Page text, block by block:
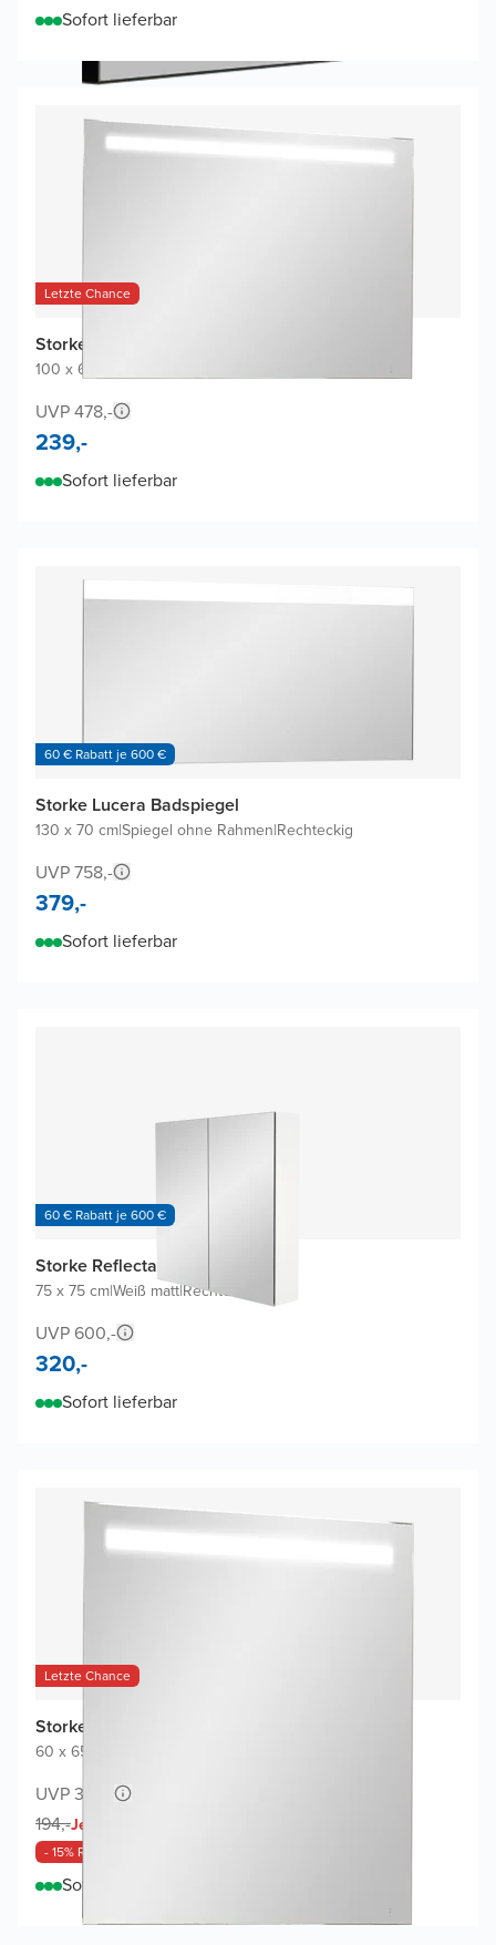
Sofort lieferbar
Letzte Chance
Storke Lucio Badspiegel
100 x 65 cm
UVP 478,-
239,-
Sofort lieferbar
60 € Rabatt je 600 €
Storke Lucera Badspiegel
130 x 70 cm|Spiegel ohne Rahmen|Rechteckig
UVP 758,-
379,-
Sofort lieferbar
60 € Rabatt je 600 €
Storke Reflecta Spiegelschrank
75 x 75 cm|Weiß matt|Rechteckig
UVP 600,-
320,-
Sofort lieferbar
Letzte Chance
Storke Lucio Badspiegel
60 x 65 cm
UVP 389,-
194,-Jetzt
- 15% Rabatt
Sofort lieferbar